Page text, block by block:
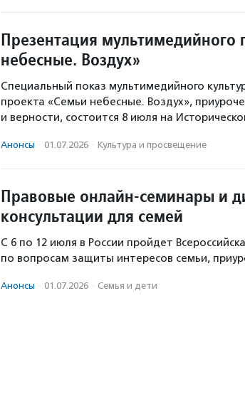
Презентация мультимедийного
небесные. Воздух»
Специальный показ мультимедийного
проекта «Семьи небесные. Воздух»,
и верности, состоится 8 июля на
Анонсы · 01.07.2026 · Культура и просвещение
Правовые онлайн-семинары и
консультации для семей
С 6 по 12 июля в России пройдет
по вопросам защиты интересов семьи,
Анонсы · 01.07.2026 · Семья и дети